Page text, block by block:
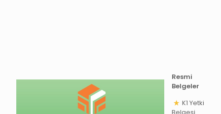
Resmi
Belgeler
K1 Yetki